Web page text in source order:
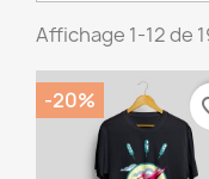
Affichage 1-12 de
-20%